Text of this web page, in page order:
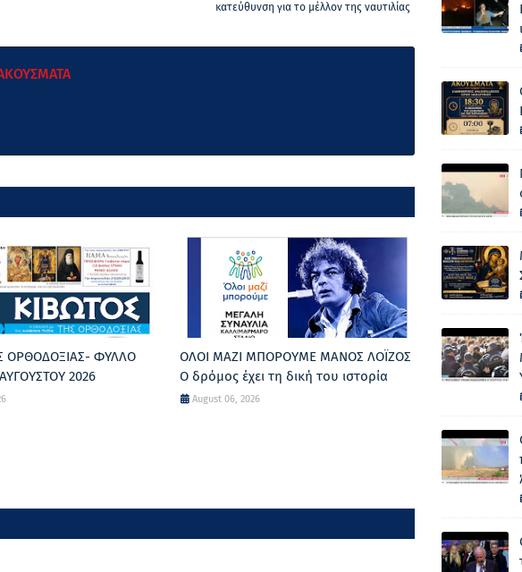
κατεύθυνση για το μέλλον της ναυτιλίας
ΟΡΘΟΔΟΞΙΑΣ- ΦΥΛΛΟ
2026
ΟΛΟΙ ΜΑΖΙ ΜΠΟΡΟΥΜΕ ΜΑΝΟΣ ΛΟΪΖΟΣ
Ο δρόμος έχει τη δική του ιστορία
August 06, 2026